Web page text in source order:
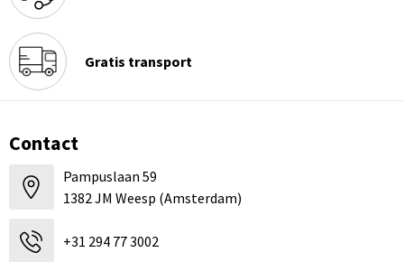
Gratis transport
Contact
Pampuslaan 59
1382 JM Weesp (Amsterdam)
+31 294 77 3002